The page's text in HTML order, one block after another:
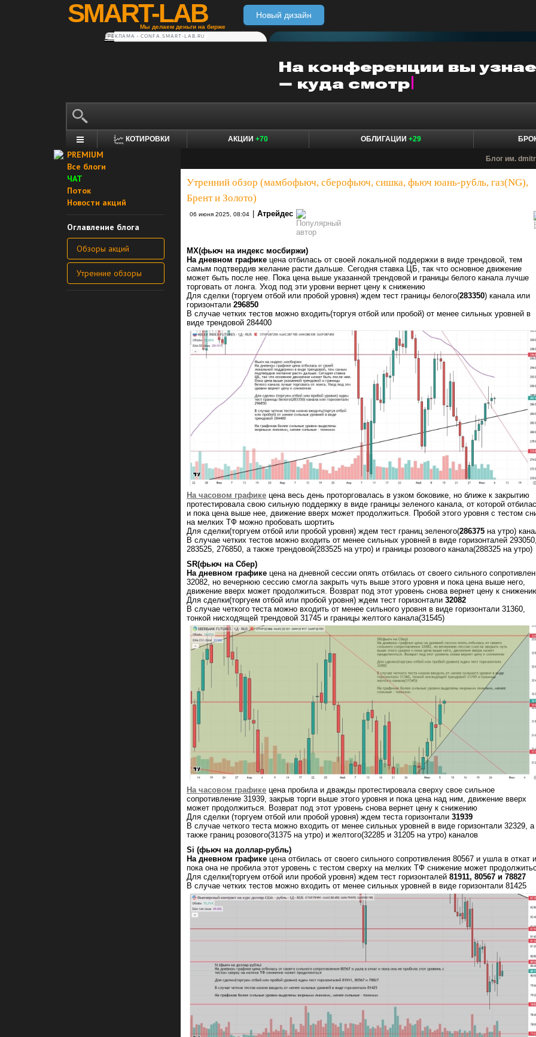
SMART-LAB
Мы делаем деньги на бирже
Новый дизайн
РЕКЛАМА • CONFA.SMART-LAB.RU
КОТИРОВКИ АКЦИИ +70 ОБЛИГАЦИИ +29
PREMIUM
Все блоги
ЧАТ
Поток
Новости акций
Оглавление блога
Обзоры акций
Утренние обзоры
Блог им.
Утренний обзор (мамбофьюч, сберофьюч, сишка, фьюч юань-рубль, газ(NG),
Брент и Золото)
06 июня 2025, 08:04 Атрейдес
MX(фьюч на индекс мосбиржи)
На дневном графике цена отбилась от своей локальной поддержки в виде трендовой, тем
самым подтвердив желание расти дальше. Сегодня ставка ЦБ, так что основное движение
может быть после нее. Пока цена выше указанной трендовой и границы белого канала лучше
торговать от лонга. Уход под эти уровни вернет цену к снижению
Для сделки (торгуем отбой или пробой уровня) ждем тест границы белого(283350) канала или
горизонтали 296850
В случае четких тестов можно входить(торгуя отбой или пробой) от менее сильных уровней в
виде трендовой 284400
На часовом графике цена весь день проторговалась в узком боковике, но ближе к закрытию
протестировала свою сильную поддержку в виде границы зеленого канала, от которой
и пока цена выше нее, движение вверх может продолжиться. Пробой этого уровня с тестом
на мелких ТФ можно пробовать шортить
Для сделки(торгуем отбой или пробой уровня) ждем тест границ зеленого(286375 на утро)
В случае четких тестов можно входить от менее сильных уровней в виде горизонталей
283525, 276850, а также трендовой(283525 на утро) и границы розового канала(288325 на утро)
SR(фьюч на Сбер)
На дневном графике цена на дневной сессии опять отбилась от своего сильного
32082, но вечернюю сессию смогла закрыть чуть выше этого уровня и пока цена выше него,
движение вверх может продолжиться. Возврат под этот уровень снова вернет цену к
Для сделки(торгуем отбой или пробой уровня) ждем тест горизонтали 32082
В случае четкого теста можно входить от менее сильного уровня в виде горизонтали 31360,
тонкой нисходящей трендовой 31745 и границы желтого канала(31545)
На часовом графике цена пробила и дважды протестировала сверху свое сильное
сопротивление 31939, закрыв торги выше этого уровня и пока цена над ним, движение вверх
может продолжиться. Возврат под этот уровень снова вернет цену к снижению
Для сделки (торгуем отбой или пробой уровня) ждем теста горизонтали 31939
В случае четкого теста можно входить от менее сильных уровней в виде горизонтали 32329, а
также границ розового(31375 на утро) и желтого(32285 и 31205 на утро) каналов
Si (фьюч на доллар-рубль)
На дневном графике цена отбилась от своего сильного сопротивления 80567 и ушла в откат и
пока она не пробила этот уровень с тестом сверху на мелких ТФ снижение может
Для сделки(торгуем отбой или пробой уровня) ждем тест горизонталей 81911, 80567 и 78827
В случае четких тестов можно входить от менее сильных уровней в виде горизонтали 81425